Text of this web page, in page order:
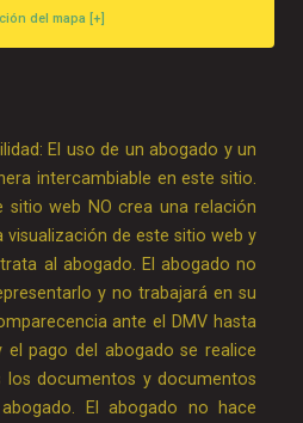
del mapa [+]
El uso de un abogado y un
intercambiable en este sitio.
sitio web NO crea una relación
visualización de este sitio web y
al abogado. El abogado no
y no trabajará en su
ante el DMV hasta
pago del abogado se realice
documentos y documentos
El abogado no hace